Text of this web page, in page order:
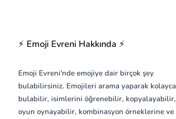
⚡ Emoji Evreni Hakkında ⚡
Emoji Evreni'nde emojiye dair birçok şey
bulabilirsiniz. Emojileri arama yaparak kolayca
bulabilir, isimlerini öğrenebilir, kopyalayabilir,
oyun oynayabilir, kombinasyon örneklerine ve